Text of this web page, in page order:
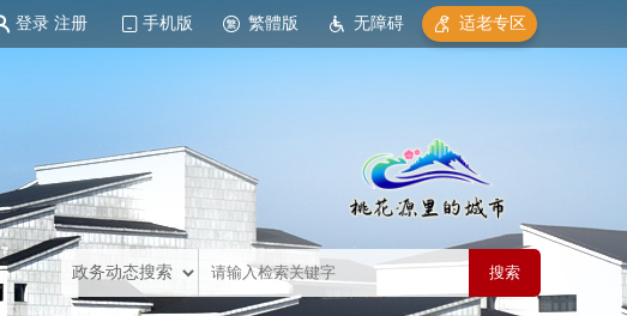
登录 注册 手机版 繁體版 无障碍 适老专区